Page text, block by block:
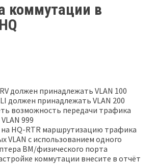
коммутации в
должен принадлежать VLAN 100
должен принадлежать VLAN 200
возможность передачи трафика
999
HQ-RTR маршрутизацию трафика
VLAN с использованием одного
ВМ/физического порта
коммутации внесите в отчёт